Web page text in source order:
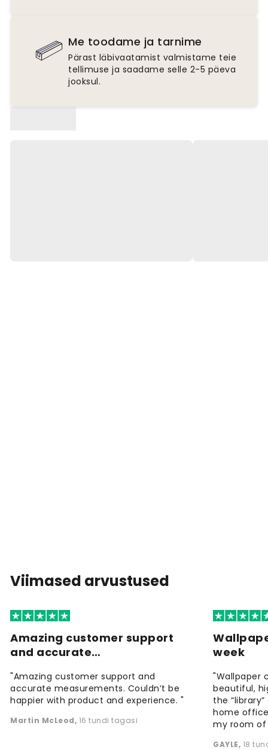
Me toodame ja tarnime
Pärast läbivaatamist valmistame teie
tellimuse ja saadame selle 2-5 päeva
jooksul.
Viimased arvustused
Amazing customer support
and accurate…
"Amazing customer support and
accurate measurements. Couldn’t be
happier with product and experience. "
Martin McLeod, 16 tundi tagasi
week
"Wallpaper
beautiful,
the
home
my room of
GAYLE, 18